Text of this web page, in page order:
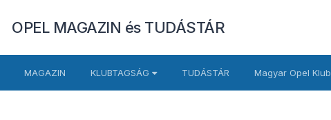
OPEL MAGAZIN és TUDÁSTÁR
MAGAZIN KLUBTAGSÁG TUDÁSTÁR Magyar Opel